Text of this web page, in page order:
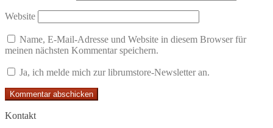
Website
Name, E-Mail-Adresse und Website in diesem Browser für
meinen nächsten Kommentar speichern.
Ja, ich melde mich zur librumstore-Newsletter an.
Kontakt